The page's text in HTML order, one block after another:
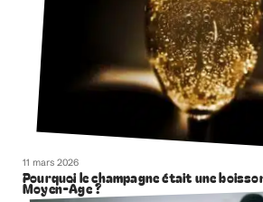
11 mars 2026
Pourquoi le champagne était une
Moyen-Âge ?